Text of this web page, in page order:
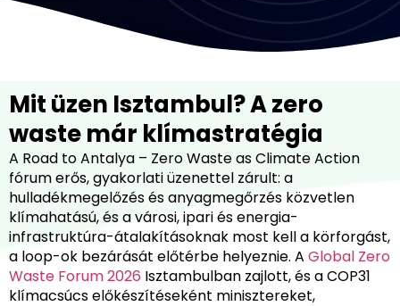
Mit üzen Isztambul? A zero
waste már klímastratégia
A Road to Antalya – Zero Waste as Climate Action
fórum erős, gyakorlati üzenettel zárult: a
hulladékmegelőzés és anyagmegőrzés közvetlen
klímahatású, és a városi, ipari és energia-
infrastruktúra-átalakításoknak most kell a körforgást,
a loop-ok bezárását előtérbe helyeznie. A Global Zero
Waste Forum 2026 Isztambulban zajlott, és a COP31
klímacsúcs előkészítéseként minisztereket,